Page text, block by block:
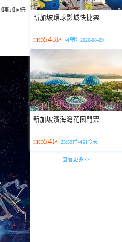
斯加➤紐
新加坡環球影城快捷票
HKD543起 可預訂2026-08-09
新加坡濱海灣花園門票
HKD54起 23:59前可訂今天
查看更多>>